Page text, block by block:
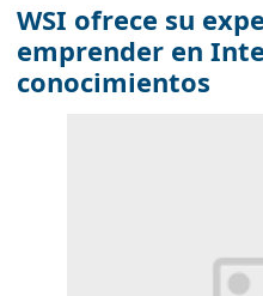
WSI ofrece su
emprender en
conocimientos